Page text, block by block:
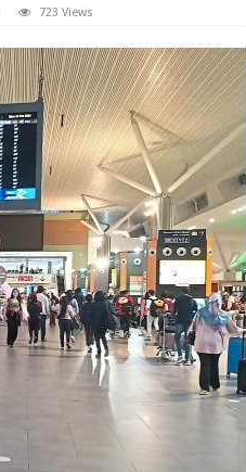
723 Views